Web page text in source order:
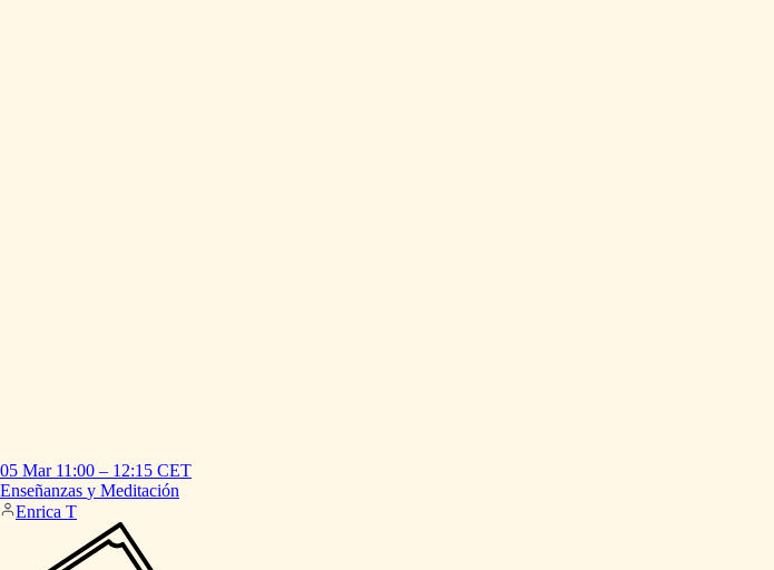
05 Mar 11:00 – 12:15 CET
Enseñanzas y Meditación
Enrica T